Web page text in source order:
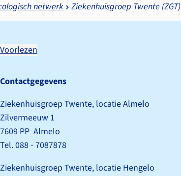
netwerk Ziekenhuisgroep Twente (ZGT)
Voorlezen
Contactgegevens
Ziekenhuisgroep Twente, locatie Almelo
Zilvermeeuw 1
7609 PP Almelo
Tel. 088 - 7087878
Ziekenhuisgroep Twente, locatie Hengelo